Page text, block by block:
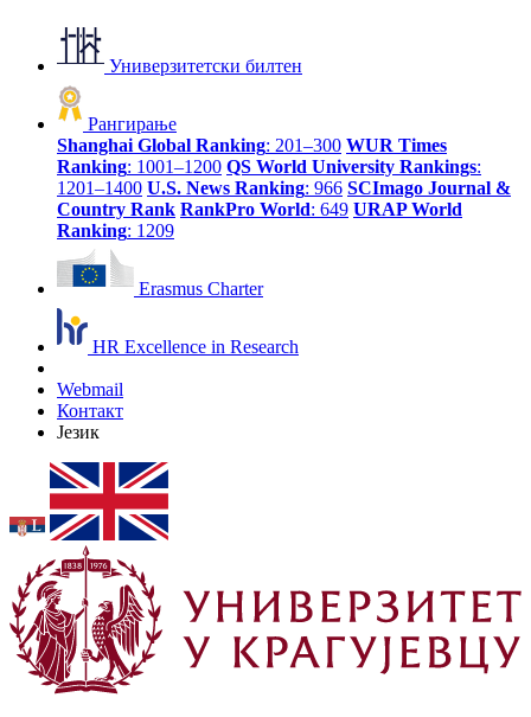
Универзитетски билтен
Рангирање
Shanghai Global Ranking: 201–300 WUR Times
Ranking: 1001–1200 QS World University Rankings:
1201–1400 U.S. News Ranking: 966 SCImago Journal &
Country Rank RankPro World: 649 URAP World
Ranking: 1209
Erasmus Charter
HR Excellence in Research
Webmail
Контакт
Језик